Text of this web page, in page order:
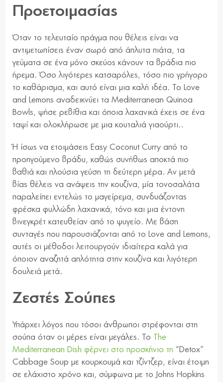
Προετοιμασίας
Όταν το τελευταίο πράγμα που θέλεις είναι να
αντιμετωπίσεις έναν σωρό από άπλυτα πιάτα, τα
γεύματα σε ένα μόνο σκεύος κάνουν τα βράδια πιο
ήρεμα. Όσο λιγότερες κατσαρόλες, τόσο πιο γρήγορο
το καθάρισμα, και αυτό είναι μια καλή ιδέα. Το Love
and Lemons αναδεικνύει τα Mediterranean Quinoa
Bowls, ψήσε ρεβίθια και όποια λαχανικά έχεις σε ένα
ταψί και ολοκλήρωσε με μια κουταλιά γιαούρτι..
Ή ίσως να ετοιμάσεις Easy Coconut Curry από το
προηγούμενο βράδυ, καθώς συνήθως αποκτά πιο
βαθιά και πλούσια γεύση τη δεύτερη μέρα. Αν μετά
βίας θέλεις να ανάψεις την κουζίνα, μία τονοσαλάτα
παραλείπει εντελώς το μαγείρεμα, συνδυάζοντας
φρέσκα φυλλώδη λαχανικά, τόνο και μια έντονη
βινεγκρέτ κατευθείαν από το ψυγείο. Με βάση
συνταγές που παρουσιάζονται από το Love and Lemons,
αυτές οι μέθοδοι λειτουργούν ιδιαίτερα καλά για
όποιον αναζητά απλότητα στην κουζίνα και λιγότερη
δουλειά μετά.
Ζεστές Σούπες
Υπάρχει λόγος που τόσοι άνθρωποι στρέφονται στη
σούπα όταν οι μέρες είναι μεγάλες. Το
The
Mediterranean Dish φέρνει στο προσκήνιο τη “Detox”
Cabbage Soup με κουρκουμά και τζίντζερ, είναι έτοιμη
σε ελάχιστο χρόνο και, σύμφωνα με το Johns Hopkins